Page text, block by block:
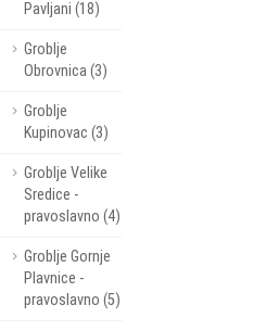
Pavljani (18)
Groblje
Obrovnica (3)
Groblje
Kupinovac (3)
Groblje Velike
Sredice -
pravoslavno (4)
Groblje Gornje
Plavnice -
pravoslavno (5)